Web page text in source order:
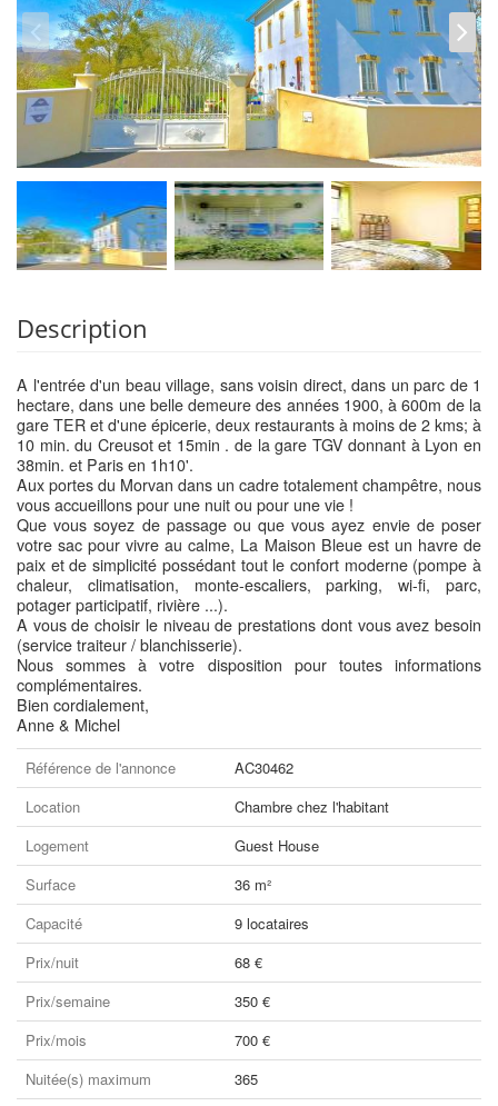
Description
A l'entrée d'un beau village, sans voisin direct, dans un parc de 1
hectare, dans une belle demeure des années 1900, à 600m de la
gare TER et d'une épicerie, deux restaurants à moins de 2 kms; à
10 min. du Creusot et 15min . de la gare TGV donnant à Lyon en
38min. et Paris en 1h10'.
Aux portes du Morvan dans un cadre totalement champêtre, nous
vous accueillons pour une nuit ou pour une vie !
Que vous soyez de passage ou que vous ayez envie de poser
votre sac pour vivre au calme, La Maison Bleue est un havre de
paix et de simplicité possédant tout le confort moderne (pompe à
chaleur, climatisation, monte-escaliers, parking, wi-fi, parc,
potager participatif, rivière ...).
A vous de choisir le niveau de prestations dont vous avez besoin
(service traiteur / blanchisserie).
Nous sommes à votre disposition pour toutes informations
complémentaires.
Bien cordialement,
Anne & Michel
Référence de l'annonce
AC30462
Location
Chambre chez l'habitant
Logement
Guest House
Surface
36 m²
Capacité
9 locataires
Prix/nuit
68 €
Prix/semaine
350 €
Prix/mois
700 €
Nuitée(s) maximum
365